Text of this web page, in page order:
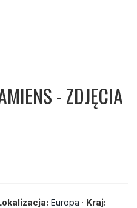
- ZDJĘCIA
Europa · Kraj: